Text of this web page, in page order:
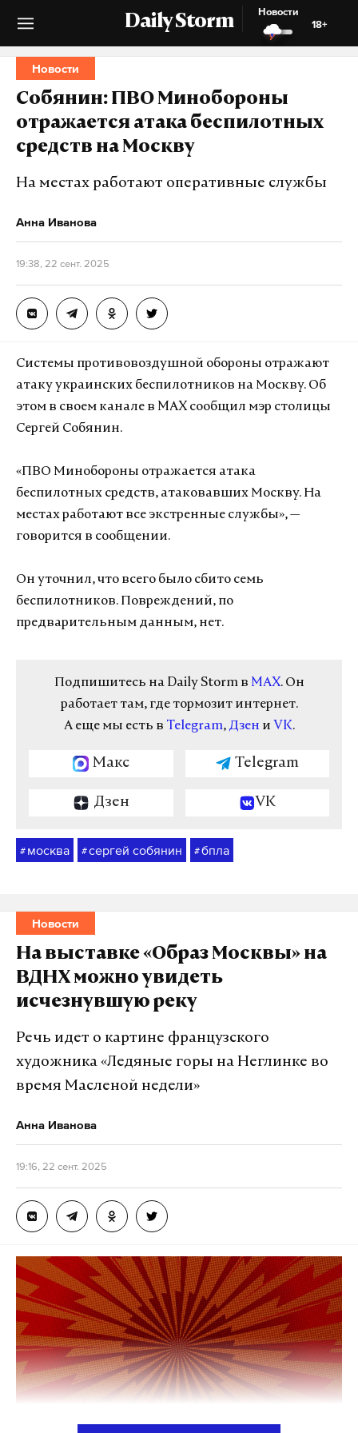
Daily Storm
Новости
18+
Новости
Собянин: ПВО Минобороны
отражается атака беспилотных
средств на Москву
На местах работают оперативные службы
Анна Иванова
19:38, 22 сент. 2025
Системы противовоздушной обороны отражают
атаку украинских беспилотников на Москву. Об
этом в своем канале в MAX сообщил мэр столицы
Сергей Собянин.
«ПВО Минобороны отражается атака
беспилотных средств, атаковавших Москву. На
местах работают все экстренные службы», —
говорится в сообщении.
Он уточнил, что всего было сбито семь
беспилотников. Повреждений, по
предварительным данным, нет.
Подпишитесь на Daily Storm в MAX. Он
работает там, где тормозит интернет.
А еще мы есть в Telegram, Дзен и VK.
Макс Telegram
Дзен VK
# москва #сергей собянин #бпла
Новости
На выставке «Образ Москвы» на
ВДНХ можно увидеть
исчезнувшую реку
Речь идет о картине французского
художника «Ледяные горы на Неглинке во
время Масленой недели»
Анна Иванова
19:16, 22 сент. 2025